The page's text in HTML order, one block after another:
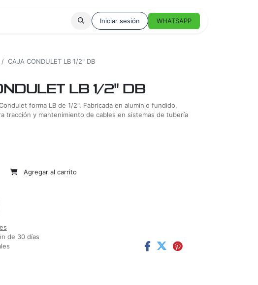
Iniciar sesión WHATSAPP
CAJA CONDULET LB 1/2" DB
LB 1/2" DB
forma LB de 1/2". Fabricada en aluminio fundido,
tracción y mantenimiento de cables en sistemas de tubería
Agregar al carrito
de 30 días